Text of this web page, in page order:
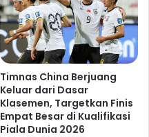
Timnas China Berjuang
Keluar dari Dasar
Klasemen, Targetkan Finis
Empat Besar di Kualifikasi
Piala Dunia 2026